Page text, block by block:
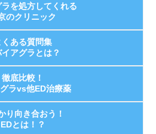
を処方してくれる
のクリニック
くある質問集
アグラとは？
徹底比較！
ラvs他ED治療薬
り向き合おう！
EDとは！？